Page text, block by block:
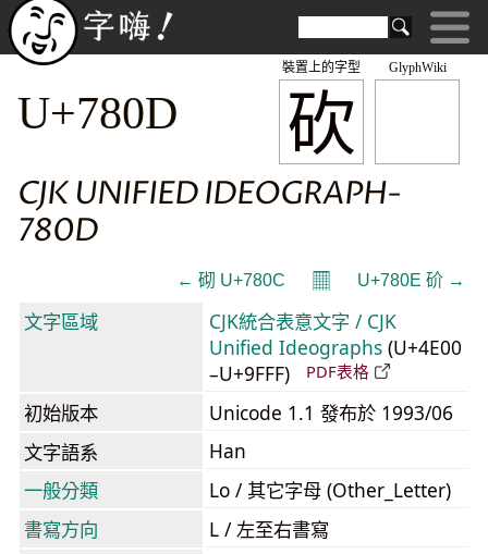
GlyphWiki
砍
裝置上的字型
U+780D
CJK UNIFIED IDEOGRAPH-
780D
← 砌 U+780C 𝄜 U+780E 砎 →
文字區域
CJK統合表意文字 / CJK
Unified Ideographs (U+4E00
–U+9FFF)
PDF表格
初始版本
Unicode 1.1 發布於 1993/06
文字語系
Han
一般分類
Lo / 其它字母 (Other_Letter)
書寫方向
L / 左至右書寫